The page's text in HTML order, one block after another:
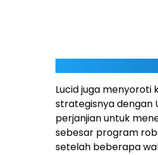
Lucid juga menyoroti
strategisnya dengan
perjanjian untuk
sebesar program
setelah beberapa